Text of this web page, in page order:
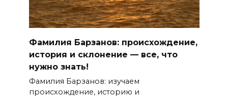
Фамилия Барзанов: происхождение,
история и склонение — все, что
нужно знать!
Фамилия Барзанов: изучаем
происхождение, историю и